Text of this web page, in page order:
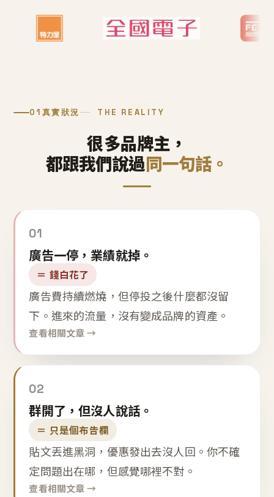
01 真實狀況 THE REALITY
很多品牌主，
都跟我們說過同一句話。
01
廣告一停，業績就掉。
＝ 錢白花了
廣告費持續燃燒，但停投之後什麼都沒留
下。進來的流量，沒有變成品牌的資產。
查看相關文章 →
02
群開了，但沒人說話。
＝ 只是個布告欄
貼文丟進黑洞，優惠發出去沒人回。你不確
定問題出在哪，但感覺哪裡不對。
查看相關文章 →